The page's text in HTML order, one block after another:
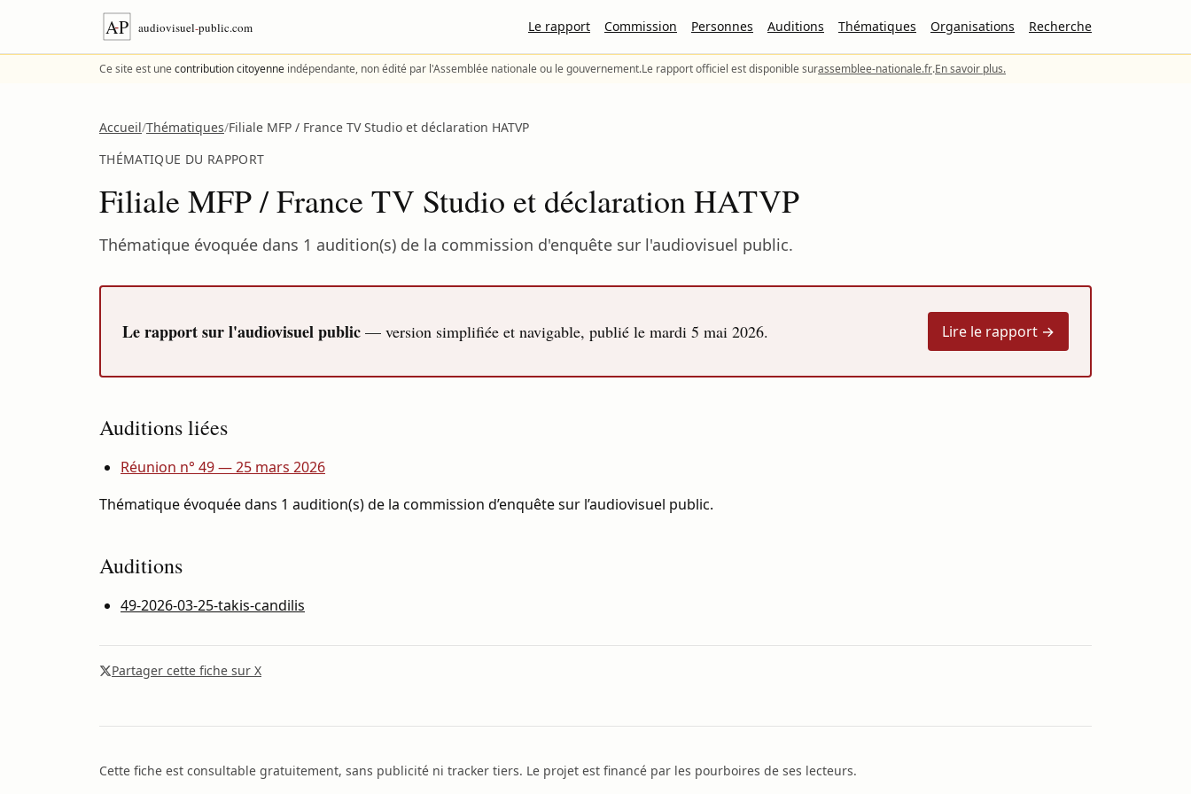
Aller au contenu
Le rapport Commission Personnes Auditions Thématiques Organisations Recherche
Ce site est unecontribution citoyenne indépendante, non édité par l'Assemblée nationale ou le gouvernement.Le rapport officiel est disponible surassemblee-nationale.fr.En savoir plus.
Accueil/Thématiques/Filiale MFP / France TV Studio et déclaration HATVP
THÉMATIQUE DU RAPPORT
Filiale MFP / France TV Studio et déclaration HATVP
Thématique évoquée dans 1 audition(s) de la commission d'enquête sur l'audiovisuel public.
Le rapport sur l'audiovisuel public — version simplifiée et navigable, publié le mardi 5 mai 2026. Lire le rapport →
Auditions liées
Réunion n° 49 — 25 mars 2026
Thématique évoquée dans 1 audition(s) de la commission d’enquête sur l’audiovisuel public.
Auditions
49-2026-03-25-takis-candilis
Partager cette fiche sur X
Cette fiche est consultable gratuitement, sans publicité ni tracker tiers. Le projet est financé par les pourboires de ses lecteurs.